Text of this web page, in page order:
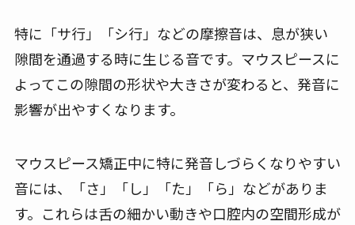
特に「サ行」「シ行」などの摩擦音は、息が狭い
隙間を通過する時に生じる音です。マウスピースに
よってこの隙間の形状や大きさが変わると、発音に
影響が出やすくなります。
マウスピース矯正中に特に発音しづらくなりやすい
音には、「さ」「し」「た」「ら」などがありま
す。これらは舌の細かい動きや口腔内の空間形成が